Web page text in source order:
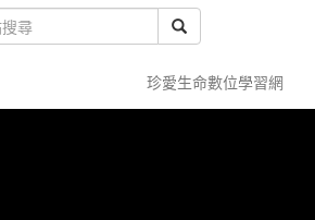
珍愛生命數位學習網